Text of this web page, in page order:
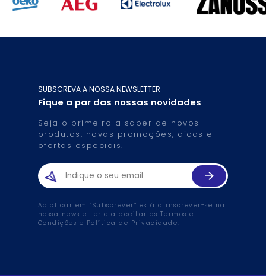
SUBSCREVA A NOSSA NEWSLETTER
Fique a par das nossas novidades
Seja o primeiro a saber de novos
produtos, novas promoções, dicas e
ofertas especiais.
Ao clicar em “Subscrever” está a inscrever-se na
nossa newsletter e a aceitar os Termos e
Condições e Política de Privacidade.